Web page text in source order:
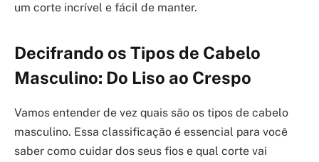
um corte incrível e fácil de manter.
Decifrando os Tipos de Cabelo
Masculino: Do Liso ao Crespo
Vamos entender de vez quais são os tipos de cabelo
masculino. Essa classificação é essencial para você
saber como cuidar dos seus fios e qual corte vai